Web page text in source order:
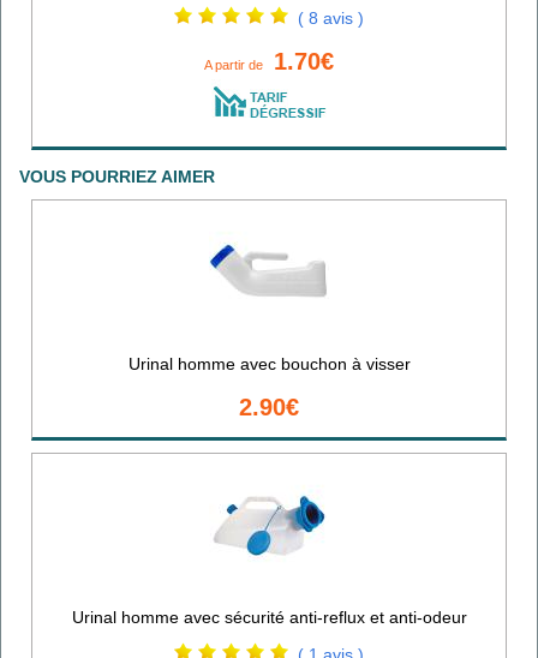
( 8 avis )
A partir de 1.70€
VOUS POURRIEZ AIMER
Urinal homme avec bouchon à visser
2.90€
Urinal homme avec sécurité anti-reflux et anti-odeur